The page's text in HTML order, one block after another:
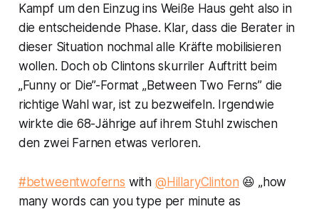
Kampf um den Einzug ins Weiße Haus geht also in
die entscheidende Phase. Klar, dass die Berater in
dieser Situation nochmal alle Kräfte mobilisieren
wollen. Doch ob Clintons skurriler Auftritt beim
„Funny or Die”-Format „Between Two Ferns” die
richtige Wahl war, ist zu bezweifeln. Irgendwie
wirkte die 68-Jährige auf ihrem Stuhl zwischen
den zwei Farnen etwas verloren.
#betweentwoferns with @HillaryClinton 😆 „how
many words can you type per minute as